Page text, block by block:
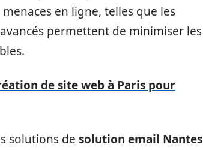
en ligne, telles que les
permettent de minimiser les
de site web à Paris pour
solutions de solution email Nantes